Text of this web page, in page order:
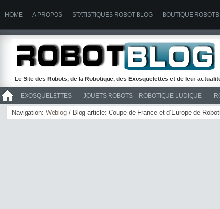
HOME A PROPOS STATISTIQUES ROBOT BLOG BOUTIQUE
Le Site des Robots, de la Robotique, des Exosquelettes et de leur
EXOSQUELETTES JOUETS ROBOTS – ROBOTIQUE LUDIQUE
>> ROBOTS
Navigation: Weblog / Blog article: Coupe de France et d’Europe de